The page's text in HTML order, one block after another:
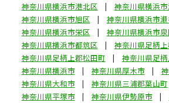
神奈川県横浜市港北区
神奈川県横浜
神奈川県横浜市旭区
神奈川県横浜市
神奈川県横浜市栄区
神奈川県横浜市
神奈川県横浜市都筑区
神奈川県足柄
神奈川県足柄上郡松田町
神奈川県足
神奈川県横浜市
神奈川県厚木市
神奈川県大和市
神奈川県三浦郡葉山町
神奈川県平塚市
神奈川県伊勢原市